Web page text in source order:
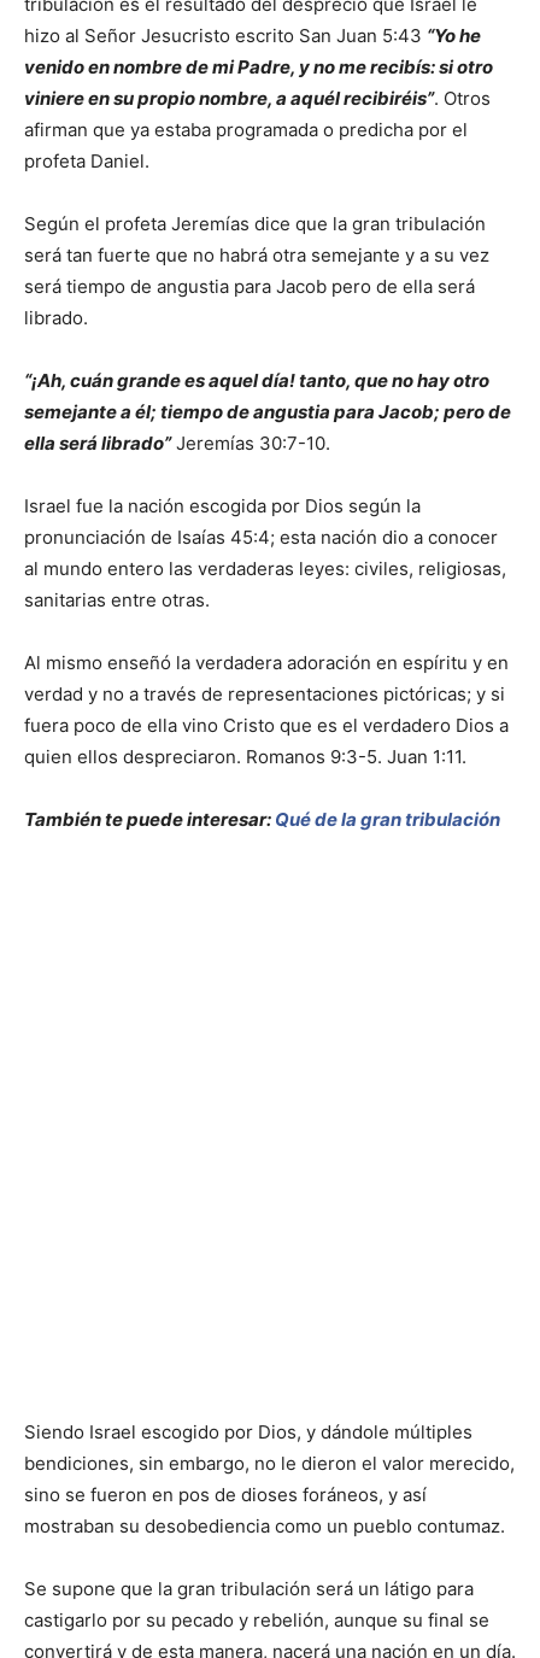
hizo al Señor Jesucristo escrito San Juan 5:43 “Yo he
venido en nombre de mi Padre, y no me recibís: si otro
viniere en su propio nombre, a aquél recibiréis”. Otros
afirman que ya estaba programada o predicha por el
profeta Daniel.
Según el profeta Jeremías dice que la gran tribulación
será tan fuerte que no habrá otra semejante y a su vez
será tiempo de angustia para Jacob pero de ella será
librado.
“¡Ah, cuán grande es aquel día! tanto, que no hay otro
semejante a él; tiempo de angustia para Jacob; pero de
ella será librado”Jeremías 30:7-10.
Israel fue la nación escogida por Dios según la
pronunciación de Isaías 45:4; esta nación dio a conocer
al mundo entero las verdaderas leyes: civiles, religiosas,
sanitarias entre otras.
Al mismo enseñó la verdadera adoración en espíritu y en
verdad y no a través de representaciones pictóricas; y si
fuera poco de ella vino Cristo que es el verdadero Dios a
quien ellos despreciaron. Romanos 9:3-5. Juan 1:11.
También te puede interesar: Qué de la gran tribulación
Siendo Israel escogido por Dios, y dándole múltiples
bendiciones, sin embargo, no le dieron el valor merecido,
sino se fueron en pos de dioses foráneos, y así
mostraban su desobediencia como un pueblo contumaz.
Se supone que la gran tribulación será un látigo para
castigarlo por su pecado y rebelión, aunque su final se
convertirá y de esta manera, nacerá una nación en un día.